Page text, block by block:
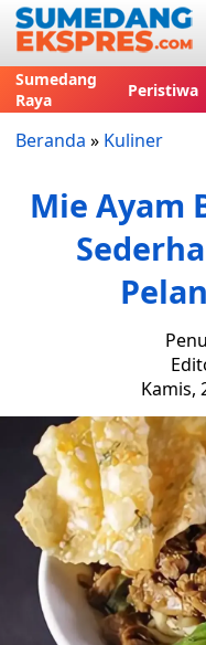
Sumedang
Raya
Peristiwa
Beranda » Kuliner
Mie Ayam
Kamis,